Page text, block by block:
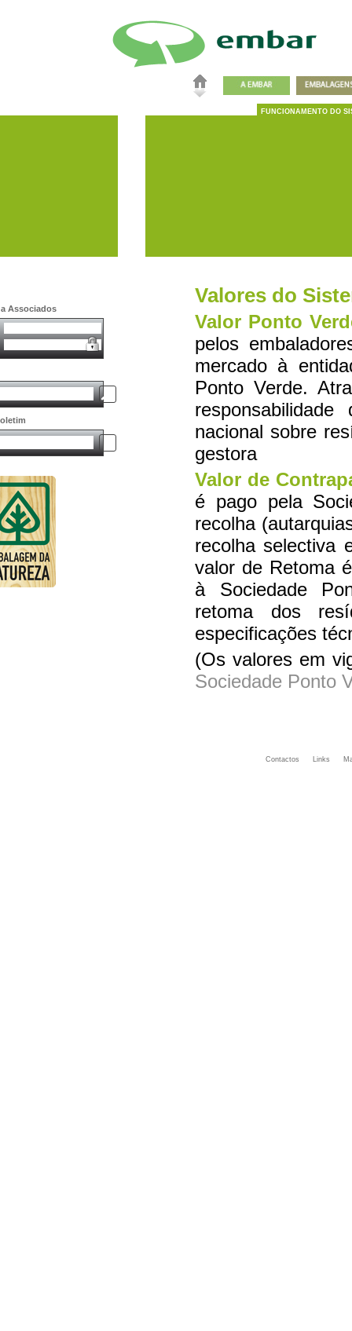
FUNCIONAMENTO DO
Associados
Valores do
Valor Ponto
pelos
mercado à
Ponto Verde.
nacional sobre
gestora
Valor de
é pago pela
recolha
recolha selectiva
valor de Retoma
à Sociedade
retoma dos
especificações
(Os valores em
Sociedade Ponto
Contactos Links